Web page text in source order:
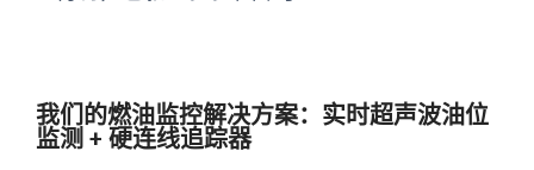
我们的燃油监控解决方案：实时超声波油位
监测 + 硬连线追踪器